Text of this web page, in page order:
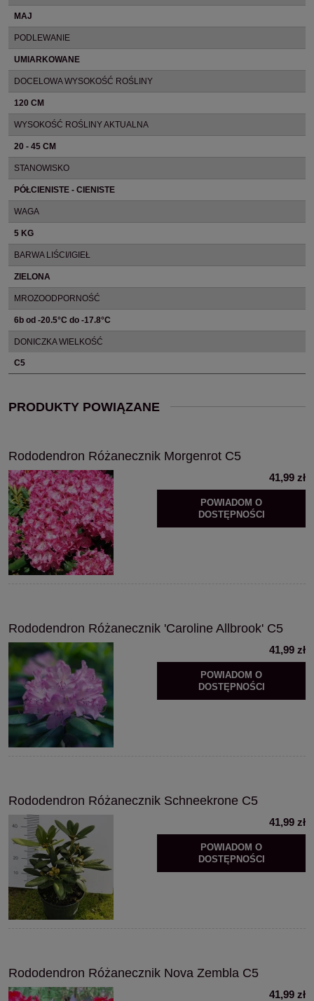
MAJ
PODLEWANIE
UMIARKOWANE
DOCELOWA WYSOKOŚĆ ROŚLINY
120 CM
WYSOKOŚĆ ROŚLINY AKTUALNA
20 - 45 CM
STANOWISKO
PÓŁCIENISTE - CIENISTE
WAGA
5 KG
BARWA LIŚCI/IGIEŁ
ZIELONA
MROZOODPORNOŚĆ
6b od -20.5°C do -17.8°C
DONICZKA WIELKOŚĆ
C5
PRODUKTY POWIĄZANE
Rododendron Różanecznik Morgenrot C5
41,99 zł
POWIADOM O
DOSTĘPNOŚCI
Rododendron Różanecznik 'Caroline Allbrook' C5
41,99 zł
POWIADOM O
DOSTĘPNOŚCI
Rododendron Różanecznik Schneekrone C5
41,99 zł
POWIADOM O
DOSTĘPNOŚCI
Rododendron Różanecznik Nova Zembla C5
41,99 zł